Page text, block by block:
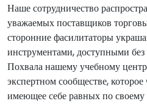
Наше сотрудничество
уважаемых поставщиков
сторонние фасилитаторы
инструментами, доступными
Похвала нашему учебному
экспертном сообществе, которое
имеющее себе равных по своему